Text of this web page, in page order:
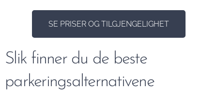
SE PRISER OG TILGJENGELIGHET
Slik finner du de beste
parkeringsalternativene